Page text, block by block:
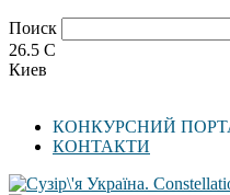
Поиск
26.5 C
Киев
КОНКУРСНИЙ
КОНТАКТИ